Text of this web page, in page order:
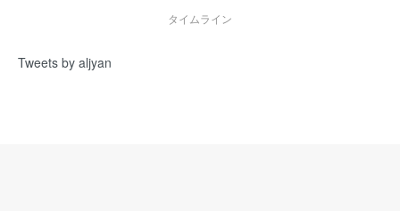
タイムライン
Tweets by aljyan